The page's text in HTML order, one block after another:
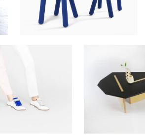
TÉL. +33 (0) +33 1 64 03 95 52
INFORMATION
Tenez-vous informer de nos
actualités en vous abonnant